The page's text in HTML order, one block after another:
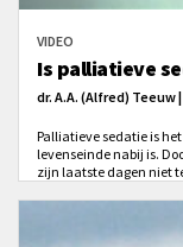
VIDEO
Is palliatieve
dr. A.A. (Alfred) Teeuw
Palliatieve sedatie is
levenseinde nabij is.
zijn laatste dagen niet